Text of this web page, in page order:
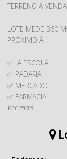
TERRENO Á
LOTE MEDE 360
PRÓXIMO Á:
✅ A ESCOLA
✅ PADARIA
✅ MERCADO
✅ FARMACIA
✅ POSTO DE
Ver mais...